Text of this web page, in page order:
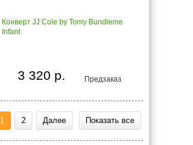
Конверт JJ Cole by Tomy Bundleme
Infant
Предзаказ
3 320 р.
1 2 Далее Показать все